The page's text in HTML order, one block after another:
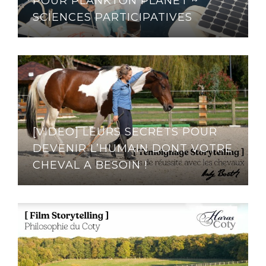
SCIENCES PARTICIPATIVES
[VIDEO] LEURS SECRETS POUR
DEVENIR L’HUMAIN DONT VOTRE
CHEVAL A BESOIN !